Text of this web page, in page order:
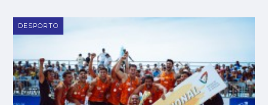
DESPORTO